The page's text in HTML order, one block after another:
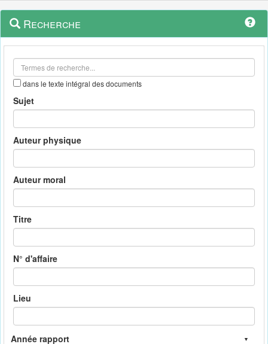
Navigation
outils
Menu
contextuel
Recherche
dans le texte intégral des documents
Sujet
Auteur physique
Auteur moral
Titre
N° d'affaire
Lieu